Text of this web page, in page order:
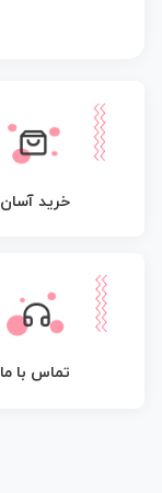
خرید آسان
تماس با ما